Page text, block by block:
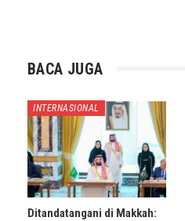
BACA JUGA
INTERNASIONAL
Ditandatangani di Makkah: